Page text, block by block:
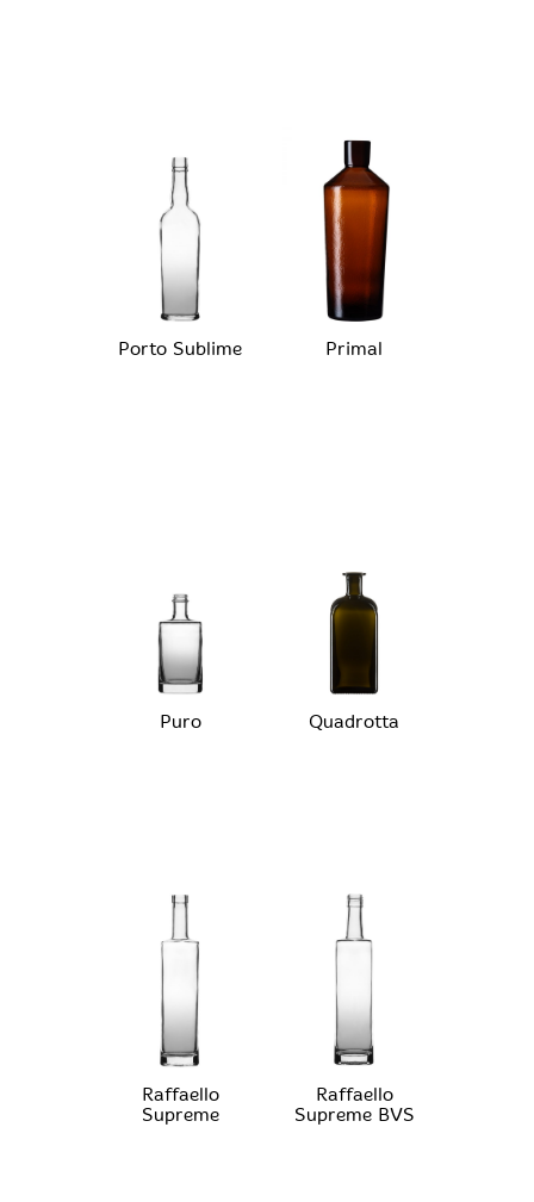
Porto Sublime Primal
Puro Quadrotta
Raffaello
Supreme
Raffaello
Supreme BVS